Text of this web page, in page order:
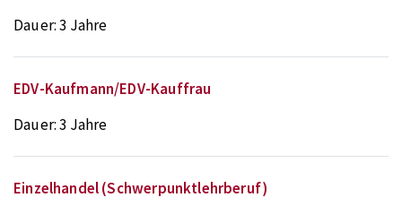
Dauer:3 Jahre
EDV-Kaufmann/EDV-Kauffrau
Dauer:3 Jahre
Einzelhandel (Schwerpunktlehrberuf)